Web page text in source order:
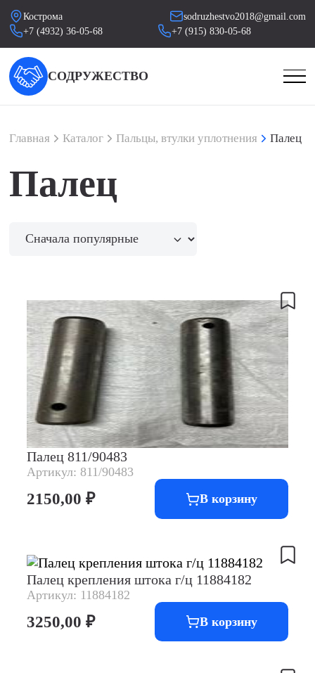
Кострома
sodruzhestvo2018@gmail.com
+7 (4932) 36-05-68
+7 (915) 830-05-68
СОДРУЖЕСТВО
Главная Каталог Пальцы, втулки уплотнения Палец
Палец
Палец 811/90483
Артикул: 811/90483
2150,00₽ В корзину
Палец крепления штока г/ц 11884182
Артикул: 11884182
3250,00₽ В корзину